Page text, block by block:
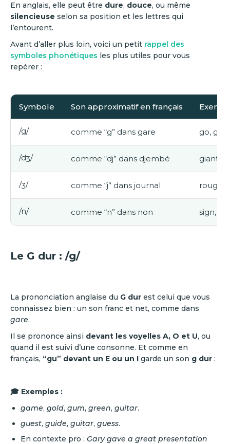
En anglais, elle peut être dure, douce, ou même
silencieuse selon sa position et les lettres qui
l’entourent.
Avant d’aller plus loin, voici un petit rappel des
symboles phonétiques les plus utiles pour vous
repérer :
Symbole Son approximatif en français
/g/ comme “g” dans gare go, gold
/dʒ/ comme “dj” dans djembé giant,
/ʒ/ comme “j” dans journal rouge,
/n/ comme “n” dans non sign,
Le G dur : /g/
La prononciation anglaise du G dur est celui que vous
connaissez bien : un son franc et net, comme dans
gare.
Il se prononce ainsi devant les voyelles A, O et U, ou
quand il est suivi d’une consonne. Et comme en
français, “gu” devant un E ou un I garde un son g dur :
🎓 Exemples :
game, gold, gum, green, guitar.
guest, guide, guitar, guess.
En contexte pro : Gary gave a great presentation